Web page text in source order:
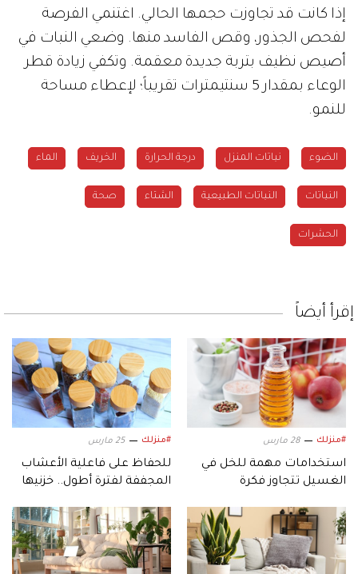
إذا كانت قد تجاوزت حجمها الحالي. اغتنمي الفرصة
لفحص الجذور، وقص الفاسد منها. وضعي النبات في
أصيص نظيف بتربة جديدة معقمة. وتكفي زيادة قطر
الوعاء بمقدار 5 سنتيمترات تقريباً؛ لإعطاء مساحة
للنمو.
الضوء نباتات المنزل درجة الحرارة الخريف الماء
النباتات النباتات الطبيعية الشتاء صحة
الحشرات
إقرأ أيضاً
#منزلك 28 مارس
استخدامات مهمة للخل في
الغسيل تتجاوز فكرة
#منزلك 25 مارس
للحفاظ على فاعلية الأعشاب
المجففة لفترة أطول.. خزنيها